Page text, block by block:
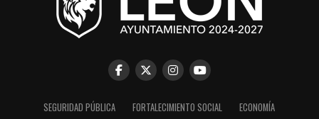
SEGURIDAD PÚBLICA FORTALECIMIENTO SOCIAL
ECONOMÍA